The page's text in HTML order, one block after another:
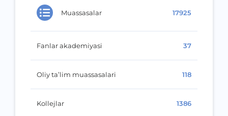
Muassasalar 17925
Fanlar akademiyasi 37
Oliy ta’lim muassasalari 118
Kollejlar 1386